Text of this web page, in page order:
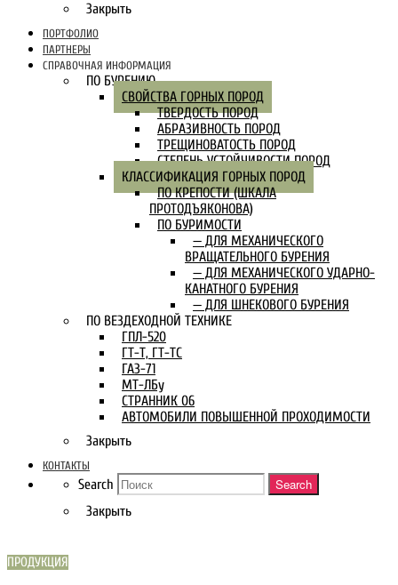
Закрыть
ПОРТФОЛИО
ПАРТНЕРЫ
СПРАВОЧНАЯ ИНФОРМАЦИЯ
ПО БУРЕНИЮ
СВОЙСТВА ГОРНЫХ ПОРОД
ТВЕРДОСТЬ ПОРОД
АБРАЗИВНОСТЬ ПОРОД
ТРЕЩИНОВАТОСТЬ ПОРОД
СТЕПЕНЬ УСТОЙЧИВОСТИ ПОРОД
КЛАССИФИКАЦИЯ ГОРНЫХ ПОРОД
ПО КРЕПОСТИ (ШКАЛА
ПРОТОДЪЯКОНОВА)
ПО БУРИМОСТИ
— ДЛЯ МЕХАНИЧЕСКОГО
ВРАЩАТЕЛЬНОГО БУРЕНИЯ
— ДЛЯ МЕХАНИЧЕСКОГО УДАРНО-
КАНАТНОГО БУРЕНИЯ
— ДЛЯ ШНЕКОВОГО БУРЕНИЯ
ПО ВЕЗДЕХОДНОЙ ТЕХНИКЕ
ГПЛ-520
ГТ-Т, ГТ-ТС
ГАЗ-71
МТ-ЛБу
СТРАННИК 06
АВТОМОБИЛИ ПОВЫШЕННОЙ ПРОХОДИМОСТИ
Закрыть
КОНТАКТЫ
Search Search
Закрыть
ПРОДУКЦИЯ